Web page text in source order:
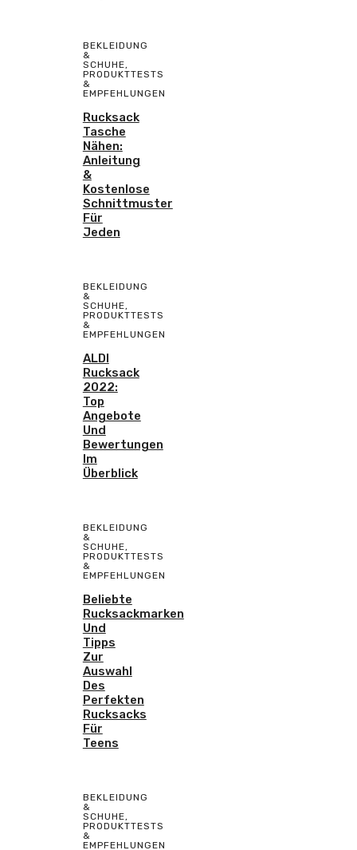
BEKLEIDUNG
&
SCHUHE,
PRODUKTTESTS
&
EMPFEHLUNGEN
Rucksack
Tasche
Nähen:
Anleitung
&
Kostenlose
Schnittmuster
Für
Jeden
BEKLEIDUNG
&
SCHUHE,
PRODUKTTESTS
&
EMPFEHLUNGEN
ALDI
Rucksack
2022:
Top
Angebote
Und
Bewertungen
Im
Überblick
BEKLEIDUNG
&
SCHUHE,
PRODUKTTESTS
&
EMPFEHLUNGEN
Beliebte
Rucksackmarken
Und
Tipps
Zur
Auswahl
Des
Perfekten
Rucksacks
Für
Teens
BEKLEIDUNG
&
SCHUHE,
PRODUKTTESTS
&
EMPFEHLUNGEN